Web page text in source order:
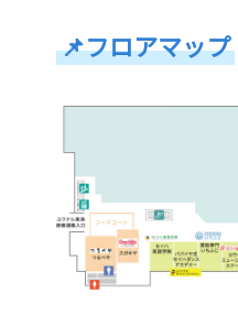
📌フロアマップ